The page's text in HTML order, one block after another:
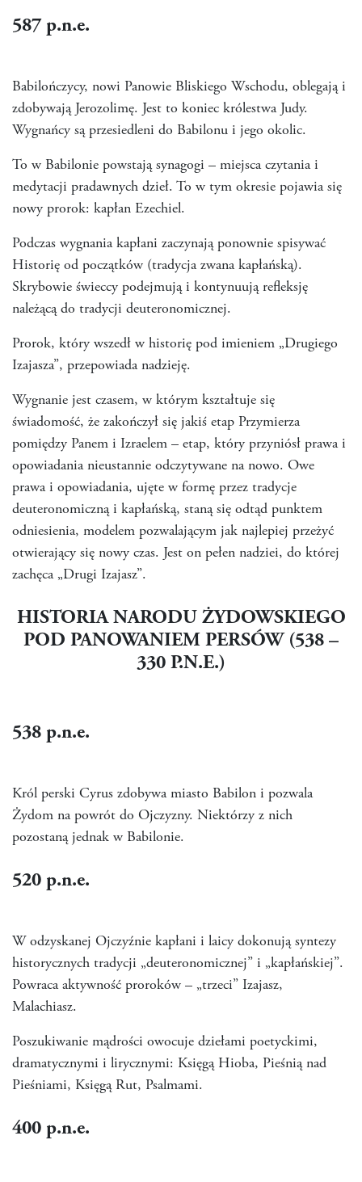
587 p.n.e.
Babilończycy, nowi Panowie Bliskiego Wschodu, oblegają i
zdobywają Jerozolimę. Jest to koniec królestwa Judy.
Wygnańcy są przesiedleni do Babilonu i jego okolic.
To w Babilonie powstają synagogi – miejsca czytania i
medytacji pradawnych dzieł. To w tym okresie pojawia się
nowy prorok: kapłan Ezechiel.
Podczas wygnania kapłani zaczynają ponownie spisywać
Historię od początków (tradycja zwana kapłańską).
Skrybowie świeccy podejmują i kontynuują refleksję
należącą do tradycji deuteronomicznej.
Prorok, który wszedł w historię pod imieniem „Drugiego
Izajasza”, przepowiada nadzieję.
Wygnanie jest czasem, w którym kształtuje się
świadomość, że zakończył się jakiś etap Przymierza
pomiędzy Panem i Izraelem – etap, który przyniósł prawa i
opowiadania nieustannie odczytywane na nowo. Owe
prawa i opowiadania, ujęte w formę przez tradycje
deuteronomiczną i kapłańską, staną się odtąd punktem
odniesienia, modelem pozwalającym jak najlepiej przeżyć
otwierający się nowy czas. Jest on pełen nadziei, do której
zachęca „Drugi Izajasz”.
HISTORIA NARODU ŻYDOWSKIEGO
POD PANOWANIEM PERSÓW (538 –
330 P.N.E.)
538 p.n.e.
Król perski Cyrus zdobywa miasto Babilon i pozwala
Żydom na powrót do Ojczyzny. Niektórzy z nich
pozostaną jednak w Babilonie.
520 p.n.e.
W odzyskanej Ojczyźnie kapłani i laicy dokonują syntezy
historycznych tradycji „deuteronomicznej” i „kapłańskiej”.
Powraca aktywność proroków – „trzeci” Izajasz,
Malachiasz.
Poszukiwanie mądrości owocuje dziełami poetyckimi,
dramatycznymi i lirycznymi: Księgą Hioba, Pieśnią nad
Pieśniami, Księgą Rut, Psalmami.
400 p.n.e.